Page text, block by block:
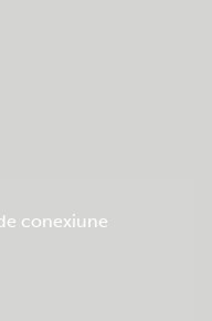
conexiune